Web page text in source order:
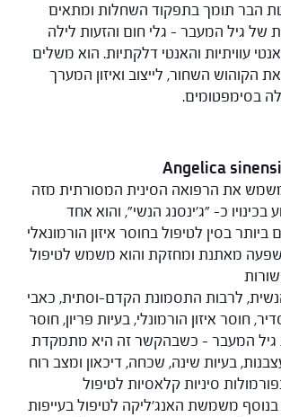
הבר תומך בתפקוד השחלות ומתאים
של גיל המעבר – גלי חום והזעות לילה
עוויתיות והאנטי דלקתיות. הוא משלים
הקוהוש השחור, לייצוב ואיזון המערך
בסימפטומים.
את הרפואה הסינית המסורתית מזה
בכינויו כ- "ג'ינסנג הנשי", והוא אחד
בסין לטיפול בחוסר איזון הורמונאלי
מאתנת ומחזקת והוא משמש לטיפול
לרבות התסמונת הקדם-וסתית, כאבי
חוסר איזון הורמונלי, בעיות פריון, חוסר
גיל המעבר – כשבהקשר זה היא מתמקדת
בעיות שינה, שכחה, דיכאון ומצב רוח
סיניות קלאסיות לטיפול
בנוסף משמשת האנג'ליקה לטיפול בעייפות